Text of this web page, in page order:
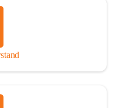
und
Zeitreise durch die
von der Steinzeit